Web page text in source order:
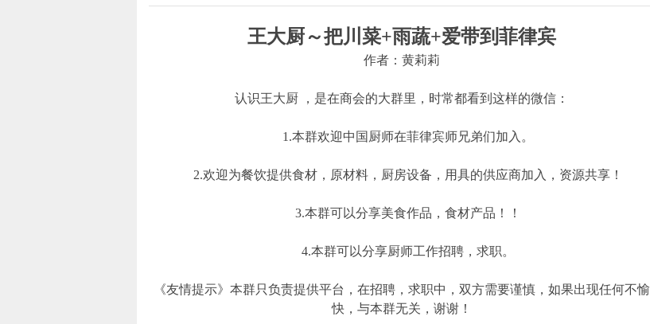
王大厨～把川菜+雨蔬+爱带到菲律宾
作者：黄莉莉
认识王大厨 ，是在商会的大群里，时常都看到这样的微信：
1.本群欢迎中国厨师在菲律宾师兄弟们加入。
2.欢迎为餐饮提供食材，原材料，厨房设备，用具的供应商加入，资源共享！
3.本群可以分享美食作品，食材产品！！
4.本群可以分享厨师工作招聘，求职。
《友情提示》本群只负责提供平台，在招聘，求职中，双方需要谨慎，如果出现任何不愉
快，与本群无关，谢谢！